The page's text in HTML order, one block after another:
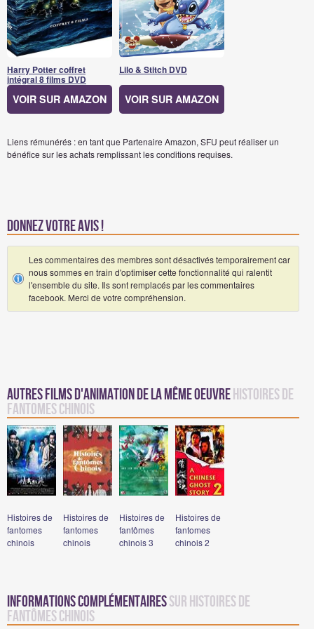
Harry Potter coffret
intégral 8 films DVD
VOIR SUR AMAZON
Lilo & Stitch DVD
VOIR SUR AMAZON
Liens rémunérés : en tant que Partenaire Amazon, SFU peut réaliser un
bénéfice sur les achats remplissant les conditions requises.
Donnez votre avis !
Les commentaires des membres sont désactivés temporairement car
nous sommes en train d'optimiser cette fonctionnalité qui ralentit
l'ensemble du site. Ils sont remplacés par les commentaires
facebook. Merci de votre compréhension.
Autres films d'animation de la même oeuvre Histoires de
fantomes chinois
Histoires de
fantomes
chinois
Histoires de
fantomes
chinois
Histoires de
fantômes
chinois 3
Histoires de
fantomes
chinois 2
Informations complémentairessur Histoires de
fantômes chinois